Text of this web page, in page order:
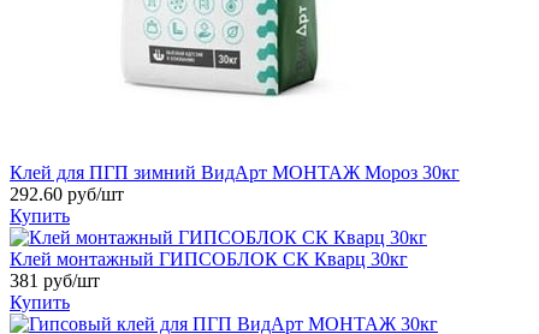
Клей для ПГП зимний ВидАрт МОНТАЖ Мороз 30кг
292.60 руб/шт
Купить
Клей монтажный ГИПСОБЛОК СК Кварц 30кг
381 руб/шт
Купить